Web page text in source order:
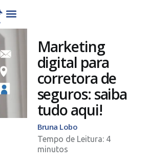
Marketing
digital para
corretora de
seguros: saiba
tudo aqui!
Bruna Lobo